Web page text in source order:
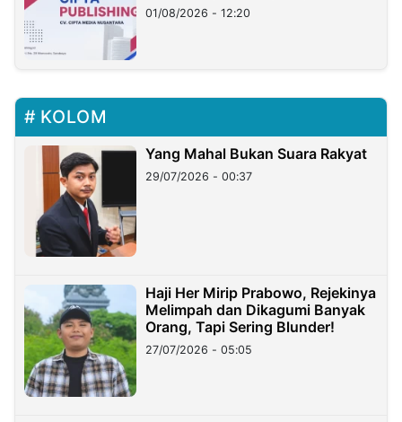
01/08/2026 - 12:20
KOLOM
Yang Mahal Bukan Suara Rakyat
29/07/2026 - 00:37
Haji Her Mirip Prabowo, Rejekinya
Melimpah dan Dikagumi Banyak
Orang, Tapi Sering Blunder!
27/07/2026 - 05:05